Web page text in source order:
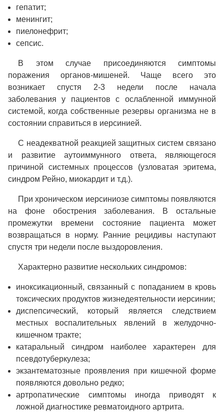
гепатит;
менингит;
пиелонефрит;
сепсис.
В этом случае присоединяются симптомы
поражения органов-мишеней. Чаще всего это
возникает спустя 2-3 недели после начала
заболевания у пациентов с ослабленной иммунной
системой, когда собственные резервы организма не в
состоянии справиться в иерсинией.
С неадекватной реакцией защитных систем связано
и развитие аутоиммунного ответа, являющегося
причиной системных процессов (узловатая эритема,
синдром Рейно, миокардит и т.д.).
При хроническом иерсиниозе симптомы появляются
на фоне обострения заболевания. В остальные
промежутки времени состояние пациента может
возвращаться в норму. Ранние рецидивы наступают
спустя три недели после выздоровления.
Характерно развитие нескольких синдромов:
иноксикационный, связанный с попаданием в кровь
токсических продуктов жизнедеятельности иерсинии;
диспепсический, который является следствием
местных воспалительных явлений в желудочно-
кишечном тракте;
катаральный синдром наиболее характерен для
псевдотуберкулеза;
экзантематозные проявления при кишечной форме
появляются довольно редко;
артропатические симптомы иногда приводят к
ложной диагностике ревматоидного артрита.